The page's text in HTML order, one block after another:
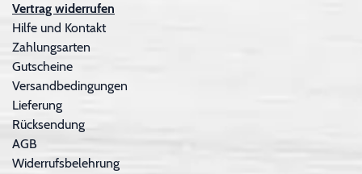
Vertrag widerrufen
Hilfe und Kontakt
Zahlungsarten
Gutscheine
Versandbedingungen
Lieferung
Rücksendung
AGB
Widerrufsbelehrung